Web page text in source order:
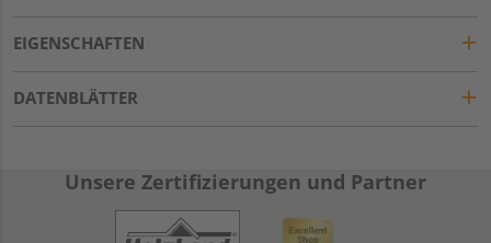
EIGENSCHAFTEN
DATENBLÄTTER
Unsere Zertifizierungen und Partner